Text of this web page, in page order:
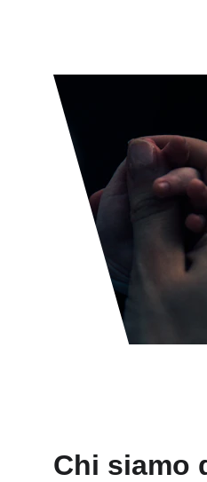
Chi siamo